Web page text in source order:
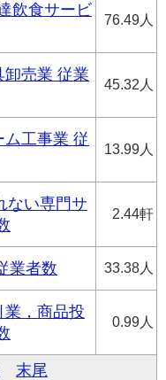
飲食サービ
76.49人
卸売業 従業
45.32人
工事業 従
13.99人
ない専門サ
2.44軒
業者数 33.38人
業，商品投
0.99人
末尾